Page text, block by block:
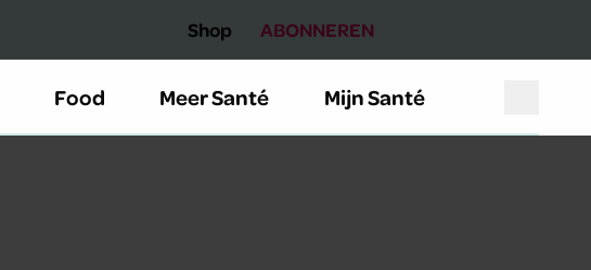
Shop ABONNEREN
Food Meer Santé Mijn Santé